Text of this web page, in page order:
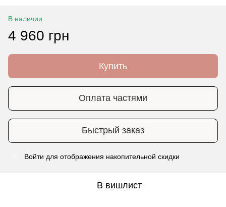
В наличии
4 960 грн
Купить
Оплата частями
Быстрый заказ
Войти для отображения накопительной скидки
В вишлист